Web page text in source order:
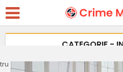
apărarea justiției independente,
CATEGORIE -